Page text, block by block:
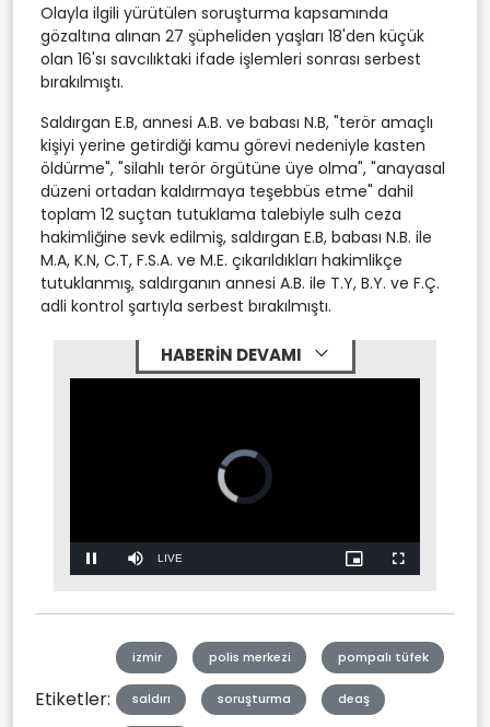
Olayla ilgili yürütülen soruşturma kapsamında
gözaltına alınan 27 şüpheliden yaşları 18'den küçük
olan 16'sı savcılıktaki ifade işlemleri sonrası serbest
bırakılmıştı.
Saldırgan E.B, annesi A.B. ve babası N.B, "terör amaçlı
kişiyi yerine getirdiği kamu görevi nedeniyle kasten
öldürme", "silahlı terör örgütüne üye olma", "anayasal
düzeni ortadan kaldırmaya teşebbüs etme" dahil
toplam 12 suçtan tutuklama talebiyle sulh ceza
hakimliğine sevk edilmiş, saldırgan E.B, babası N.B. ile
M.A, K.N, C.T, F.S.A. ve M.E. çıkarıldıkları hakimlikçe
tutuklanmış, saldırganın annesi A.B. ile T.Y, B.Y. ve F.Ç.
adli kontrol şartıyla serbest bırakılmıştı.
HABERİN DEVAMI
Pause Mute Stream
LIVE
Picture-
in-
Fullscreen
Etiketler:
izmir polis merkezi pompalı tüfek
saldırı soruşturma deaş